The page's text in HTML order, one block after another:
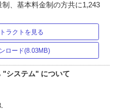
、基本料金制の方共に1,243
ラクトを見る
ロード(8.03MB)
"システム" について